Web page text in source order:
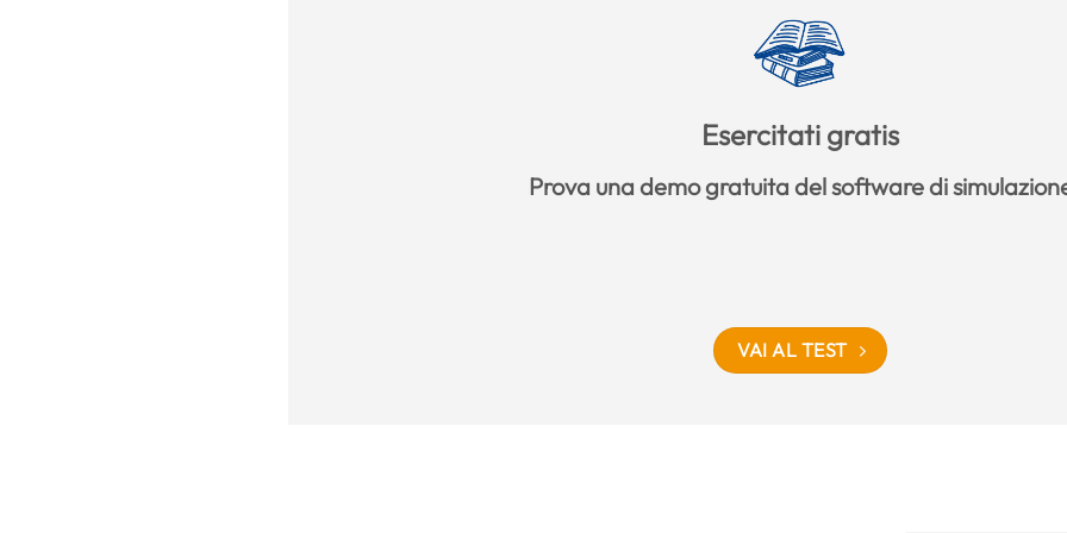
Esercitati gratis
Prova una demo gratuita del software di
VAI AL TEST